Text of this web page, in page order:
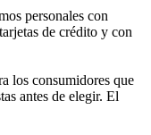
personales con
de crédito y con
los consumidores que
antes de elegir. El